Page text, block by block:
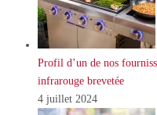
Profil d’un de nos
infrarouge brevetée
4 juillet 2024